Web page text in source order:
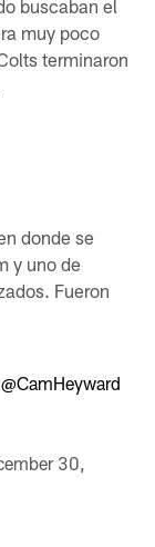
buscaban el
muy poco
terminaron
donde se
y uno de
Fueron
@CamHeyward
30,